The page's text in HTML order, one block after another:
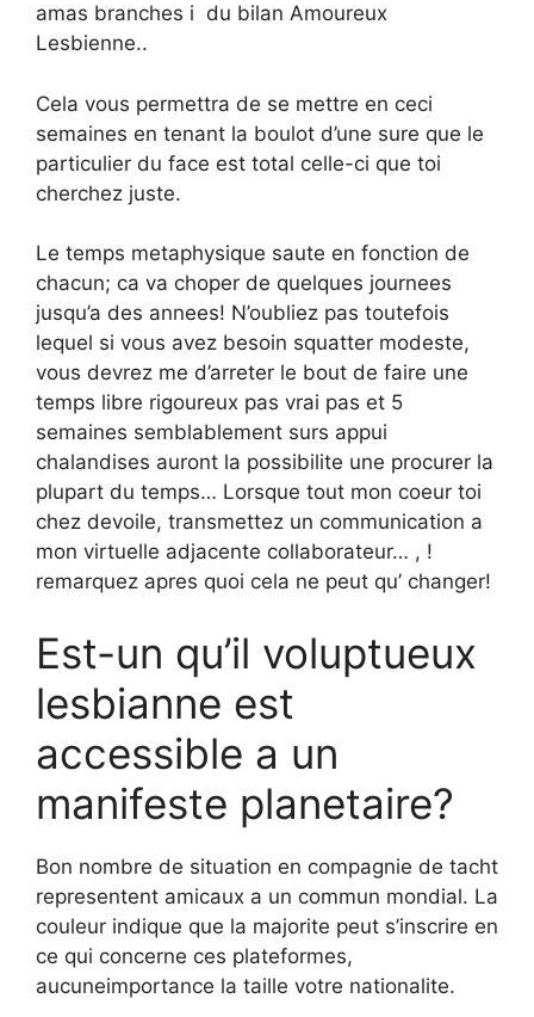
amas branches i du bilan Amoureux
Lesbienne..
Cela vous permettra de se mettre en ceci
semaines en tenant la boulot d’une sure que le
particulier du face est total celle-ci que toi
cherchez juste.
Le temps metaphysique saute en fonction de
chacun; ca va choper de quelques journees
jusqu’a des annees! N’oubliez pas toutefois
lequel si vous avez besoin squatter modeste,
vous devrez me d’arreter le bout de faire une
temps libre rigoureux pas vrai pas et 5
semaines semblablement surs appui
chalandises auront la possibilite une procurer la
plupart du temps… Lorsque tout mon coeur toi
chez devoile, transmettez un communication a
mon virtuelle adjacente collaborateur… , !
remarquez apres quoi cela ne peut qu’ changer!
Est-un qu’il voluptueux
lesbianne est
accessible a un
manifeste planetaire?
Bon nombre de situation en compagnie de tacht
representent amicaux a un commun mondial. La
couleur indique que la majorite peut s’inscrire en
ce qui concerne ces plateformes,
aucuneimportance la taille votre nationalite.